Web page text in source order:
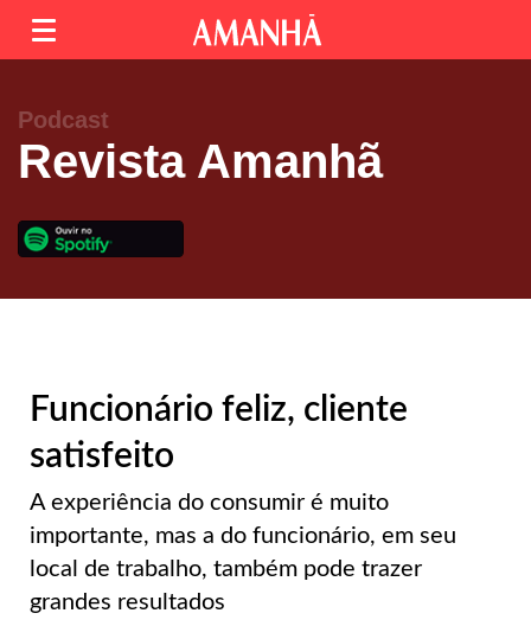
Podcast
Revista Amanhã
Funcionário feliz, cliente
satisfeito
A experiência do consumir é muito
importante, mas a do funcionário, em seu
local de trabalho, também pode trazer
grandes resultados